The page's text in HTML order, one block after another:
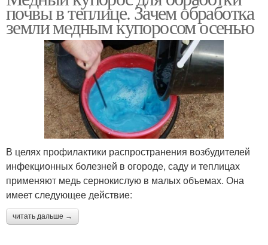
почвы в теплице. Зачем обработка
земли медным купоросом осенью
В целях профилактики распространения возбудителей
инфекционных болезней в огороде, саду и теплицах
применяют медь сернокислую в малых объемах. Она
имеет следующее действие:
читать дальше →